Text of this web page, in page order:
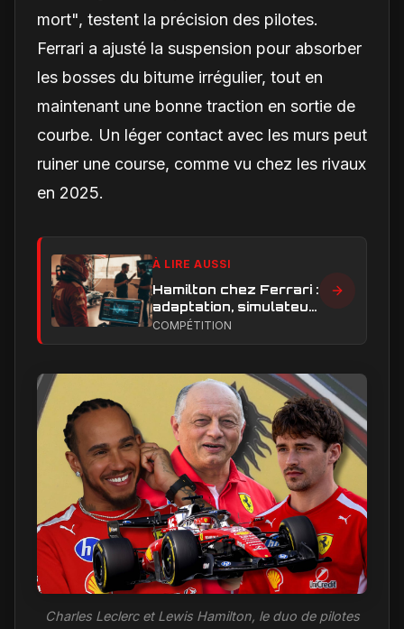
mort", testent la précision des pilotes.
Ferrari a ajusté la suspension pour absorber
les bosses du bitume irrégulier, tout en
maintenant une bonne traction en sortie de
courbe. Un léger contact avec les murs peut
ruiner une course, comme vu chez les rivaux
en 2025.
À LIRE AUSSI
Hamilton chez Ferrari :
adaptation, simulateur
et critiques, ce qui
COMPÉTITION
Charles Leclerc et Lewis Hamilton, le duo de pilotes